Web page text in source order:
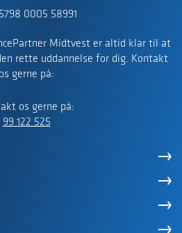
0005 58991
Midtvest er altid klar til at
rette uddannelse for dig. Kontakt
os gerne på:
os gerne på:
99 122 525